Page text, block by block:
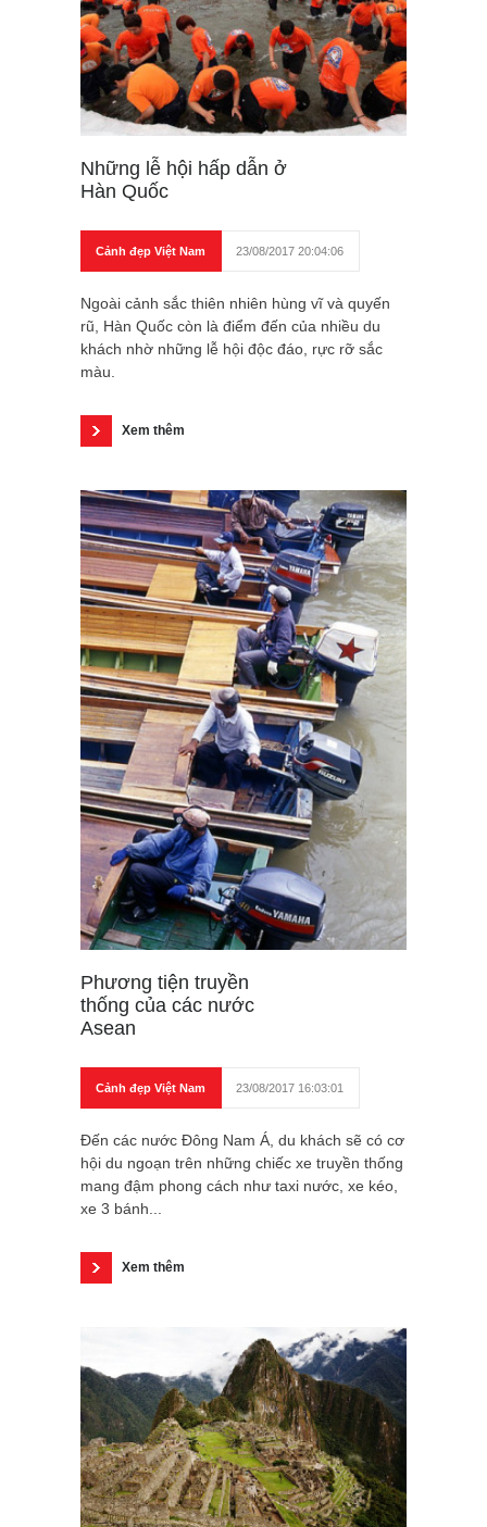
Những lễ hội hấp dẫn ở
Hàn Quốc
Cảnh đẹp Việt Nam 23/08/2017 20:04:06
Ngoài cảnh sắc thiên nhiên hùng vĩ và quyến
rũ, Hàn Quốc còn là điểm đến của nhiều du
khách nhờ những lễ hội độc đáo, rực rỡ sắc
màu.
Xem thêm
Phương tiện truyền
thống của các nước
Asean
Cảnh đẹp Việt Nam 23/08/2017 16:03:01
Đến các nước Đông Nam Á, du khách sẽ có cơ
hội du ngoạn trên những chiếc xe truyền thống
mang đậm phong cách như taxi nước, xe kéo,
xe 3 bánh...
Xem thêm